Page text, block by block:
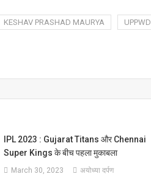
KESHAV PRASHAD MAURYA UPPWD
IPL 2023 : Gujarat Titans और Chennai
Super Kings के बीच पहला मुकाबला
March 30, 2023 अयोध्या दर्पण